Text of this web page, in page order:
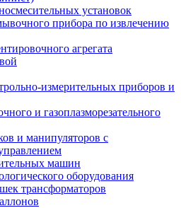
установок
прибора по извлечению
агрегата
измерительных приборов и
и газоплазморезательного
и манипуляторов с
машин
оборудования
трансформаторов